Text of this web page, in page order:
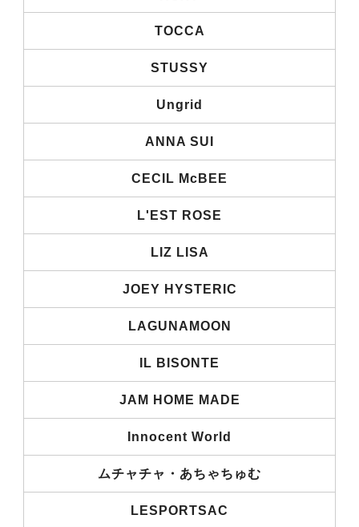
TOCCA
STUSSY
Ungrid
ANNA SUI
CECIL McBEE
L'EST ROSE
LIZ LISA
JOEY HYSTERIC
LAGUNAMOON
IL BISONTE
JAM HOME MADE
Innocent World
ムチャチャ・あちゃちゅむ
LESPORTSAC